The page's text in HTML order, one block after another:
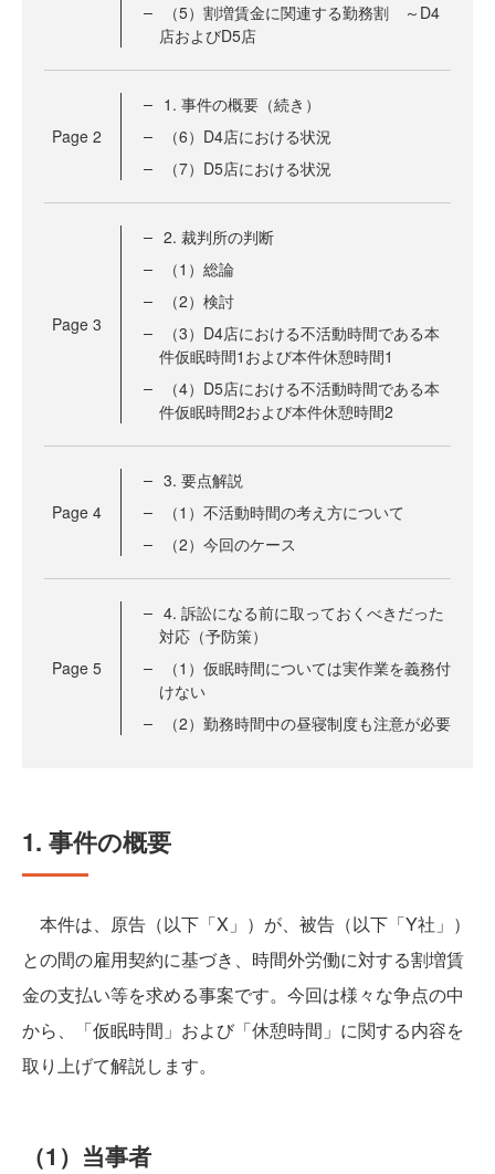
（5）割増賃金に関連する勤務割 ～D4
店およびD5店
Page 2
1. 事件の概要（続き）
（6）D4店における状況
（7）D5店における状況
Page 3
2. 裁判所の判断
（1）総論
（2）検討
（3）D4店における不活動時間である本
件仮眠時間1および本件休憩時間1
（4）D5店における不活動時間である本
件仮眠時間2および本件休憩時間2
Page 4
3. 要点解説
（1）不活動時間の考え方について
（2）今回のケース
Page 5
4. 訴訟になる前に取っておくべきだった
対応（予防策）
（1）仮眠時間については実作業を義務付
けない
（2）勤務時間中の昼寝制度も注意が必要
1. 事件の概要
本件は、原告（以下「X」）が、被告（以下「Y社」）
との間の雇用契約に基づき、時間外労働に対する割増賃
金の支払い等を求める事案です。今回は様々な争点の中
から、「仮眠時間」および「休憩時間」に関する内容を
取り上げて解説します。
（1）当事者